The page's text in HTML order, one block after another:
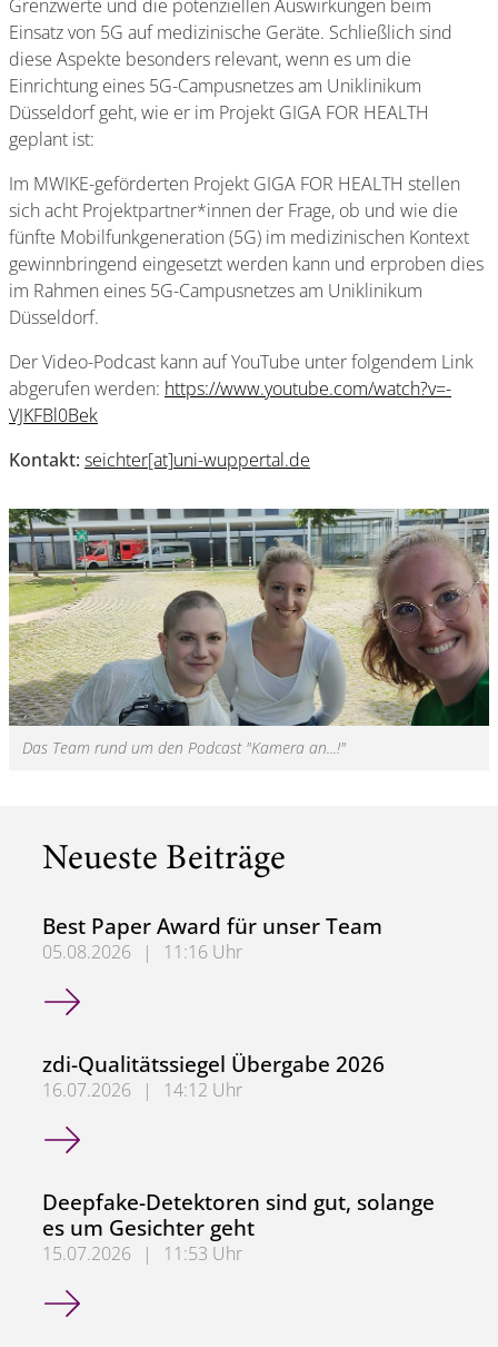
Grenzwerte und die potenziellen Auswirkungen beim
Einsatz von 5G auf medizinische Geräte. Schließlich sind
diese Aspekte besonders relevant, wenn es um die
Einrichtung eines 5G-Campusnetzes am Uniklinikum
Düsseldorf geht, wie er im Projekt GIGA FOR HEALTH
geplant ist:
Im MWIKE-geförderten Projekt GIGA FOR HEALTH stellen
sich acht Projektpartner*innen der Frage, ob und wie die
fünfte Mobilfunkgeneration (5G) im medizinischen Kontext
gewinnbringend eingesetzt werden kann und erproben dies
im Rahmen eines 5G-Campusnetzes am Uniklinikum
Düsseldorf.
Der Video-Podcast kann auf YouTube unter folgendem Link
abgerufen werden: https://www.youtube.com/watch?v=-
VJKFBl0Bek
Kontakt: seichter[at]uni-wuppertal.de
Das Team rund um den Podcast "Kamera an...!"
Neueste Beiträge
Best Paper Award für unser Team
05.08.2026 |
11:16 Uhr
Best Paper Award für unser Team
zdi-Qualitätssiegel Übergabe 2026
16.07.2026 |
14:12 Uhr
zdi-Qualitätssiegel Übergabe 2026
Deepfake-Detektoren sind gut, solange
es um Gesichter geht
15.07.2026 |
11:53 Uhr
Deepfake-Detektoren sind gut, solange es um Gesichter